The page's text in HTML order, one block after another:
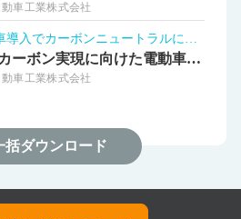
車工業株式会社
電動車導入でカーボンニュートラルに貢献！
ゼロカーボン実現に向けた電動車導入②
車工業株式会社
括ダウンロード